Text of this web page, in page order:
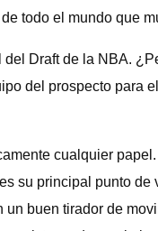
todo el mundo que
Draft de la NBA.
del prospecto para
cualquier
su principal punto de
buen tirador de